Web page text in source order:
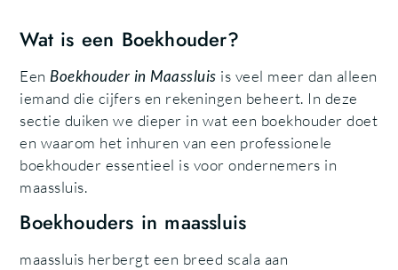
Wat is een Boekhouder?
Een Boekhouder in Maassluis is veel meer dan alleen
iemand die cijfers en rekeningen beheert. In deze
sectie duiken we dieper in wat een boekhouder doet
en waarom het inhuren van een professionele
boekhouder essentieel is voor ondernemers in
maassluis.
Boekhouders in maassluis
maassluis herbergt een breed scala aan